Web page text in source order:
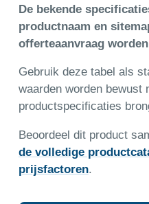
De bekende
productnaam en
offerteaanvraag
Gebruik deze tabel als
waarden worden bewust
productspecificaties
Beoordeel dit product
de volledige
prijsfactoren.